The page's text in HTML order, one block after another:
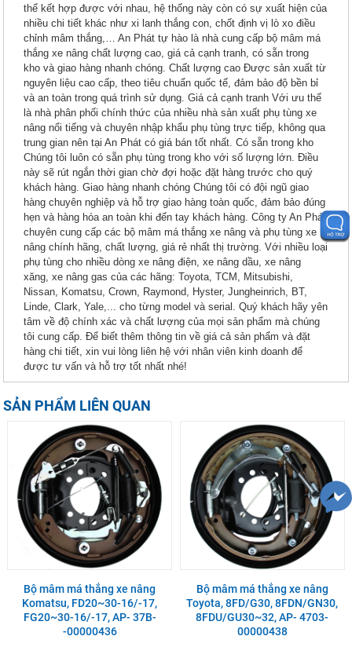
thể kết hợp được với nhau, hệ thống này còn có sự xuất hiện của
nhiều chi tiết khác như xi lanh thắng con, chốt định vị lò xo điều
chỉnh mâm thắng,… An Phát tự hào là nhà cung cấp bộ mâm má
thắng xe nâng chất lượng cao, giá cả cạnh tranh, có sẵn trong
kho và giao hàng nhanh chóng. Chất lượng cao Được sản xuất từ
nguyên liệu cao cấp, theo tiêu chuẩn quốc tế, đảm bảo độ bền bỉ
và an toàn trong quá trình sử dụng. Giá cả cạnh tranh Với ưu thế
là nhà phân phối chính thức của nhiều nhà sản xuất phụ tùng xe
nâng nổi tiếng và chuyên nhập khẩu phụ tùng trực tiếp, không qua
trung gian nên tại An Phát có giá bán tốt nhất. Có sẵn trong kho
Chúng tôi luôn có sẵn phụ tùng trong kho với số lượng lớn. Điều
này sẽ rút ngắn thời gian chờ đợi hoặc đặt hàng trước cho quý
khách hàng. Giao hàng nhanh chóng Chúng tôi có đội ngũ giao
hàng chuyên nghiệp và hỗ trợ giao hàng toàn quốc, đảm bảo đúng
hẹn và hàng hóa an toàn khi đến tay khách hàng. Công ty An Phát
chuyên cung cấp các bộ mâm má thắng xe nâng và phụ tùng xe
nâng chính hãng, chất lượng, giá rẻ nhất thị trường. Với nhiều loại
phụ tùng cho nhiều dòng xe nâng điện, xe nâng dầu, xe nâng
xăng, xe nâng gas của các hãng: Toyota, TCM, Mitsubishi,
Nissan, Komatsu, Crown, Raymond, Hyster, Jungheinrich, BT,
Linde, Clark, Yale,... cho từng model và serial. Quý khách hãy yên
tâm về độ chính xác và chất lượng của mọi sản phẩm mà chúng
tôi cung cấp. Để biết thêm thông tin về giá cả sản phẩm và đặt
hàng chi tiết, xin vui lòng liên hệ với nhân viên kinh doanh để
được tư vấn và hỗ trợ tốt nhất nhé!
SẢN PHẨM LIÊN QUAN
Bộ mâm má thắng xe nâng
Komatsu, FD20~30-16/-17,
FG20~30-16/-17, AP- 37B-
-00000436
Bộ mâm má thắng xe nâng
Toyota, 8FD/G30, 8FDN/GN30,
8FDU/GU30~32, AP- 4703-
00000438